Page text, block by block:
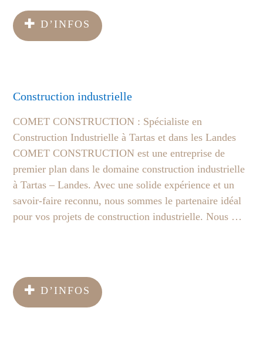
D’INFOS
Construction industrielle
COMET CONSTRUCTION : Spécialiste en
Construction Industrielle à Tartas et dans les Landes
COMET CONSTRUCTION est une entreprise de
premier plan dans le domaine construction industrielle
à Tartas – Landes. Avec une solide expérience et un
savoir-faire reconnu, nous sommes le partenaire idéal
pour vos projets de construction industrielle. Nous …
D’INFOS